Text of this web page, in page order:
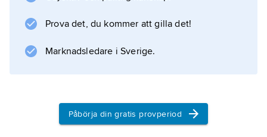
resta kanterna av tektoniskt snedställda men
oveckade berggrundsblock. Andra
bergskedjor, t.ex. vår fjällkedja, kan vara av
Prova det, du kommer att gilla det!
Marknadsledare i Sverige.
Påbörja din gratis provperiod